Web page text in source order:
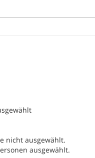
nicht ausgewählt.
ausgewählt.